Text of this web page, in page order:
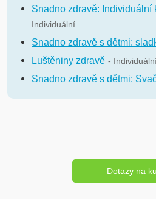
Snadno zdravě: Individuální
Individuální
Snadno zdravě s dětmi:
Luštěniny zdravě -
Snadno zdravě s dětmi:
Dotazy na